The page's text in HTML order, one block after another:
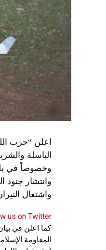
اعلن “حزب
الباسلة
وانتشار جنود
واشتعال
us on Twitter
كما اعلن في